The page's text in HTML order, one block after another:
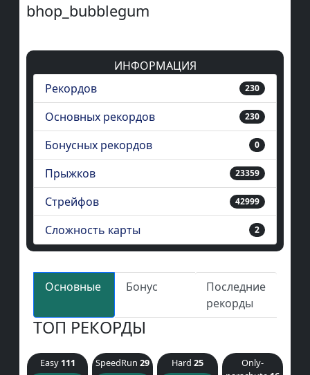
bhop_bubblegum
ИНФОРМАЦИЯ
Рекордов
230
Основных рекордов 230
Бонусных рекордов 0
Прыжков 23359
Стрейфов 42999
Сложность карты 2
Основные Бонус
Последние
рекорды
ТОП РЕКОРДЫ
Easy 111
SpeedRun 29
Hard 25
Only-